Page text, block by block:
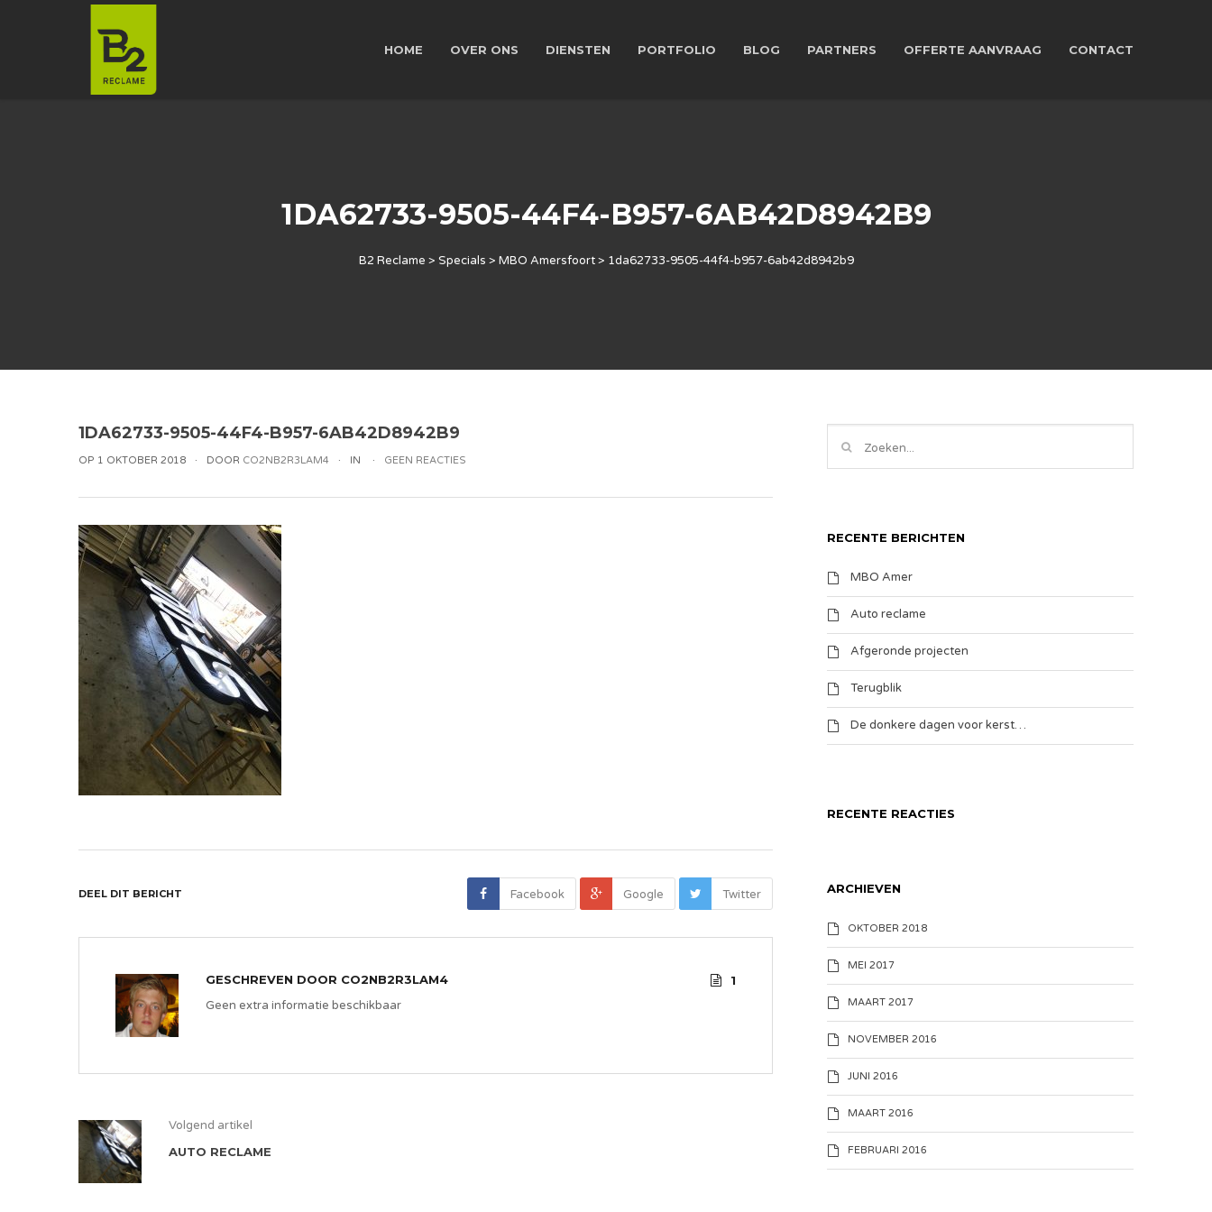
HOME OVER ONS DIENSTEN PORTFOLIO BLOG PARTNERS OFFERTE AANVRAAG CONTACT
1DA62733-9505-44F4-B957-6AB42D8942B9
B2 Reclame > Specials > MBO Amersfoort> 1da62733-9505-44f4-b957-6ab42d8942b9
1DA62733-9505-44F4-B957-6AB42D8942B9
OP 1 OKTOBER 2018 DOOR CO2NB2R3LAM4 IN GEEN REACTIES
DEEL DIT BERICHT Twitter
Google
Facebook
GESCHREVEN DOOR CO2NB2R3LAM4
1
Geen extra informatie beschikbaar
Volgend artikel
AUTO RECLAME
RECENTE BERICHTEN
MBO Amer
Auto reclame
Afgeronde projecten
Terugblik
De donkere dagen voor kerst…
RECENTE REACTIES
ARCHIEVEN
OKTOBER 2018
MEI 2017
MAART 2017
NOVEMBER 2016
JUNI 2016
MAART 2016
FEBRUARI 2016